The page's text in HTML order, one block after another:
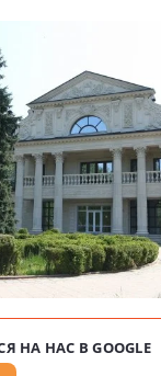
НА НАС В GOOGLE